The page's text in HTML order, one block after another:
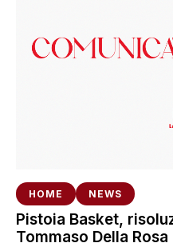
HOME NEWS
Pistoia Basket,
Tommaso Della Rosa